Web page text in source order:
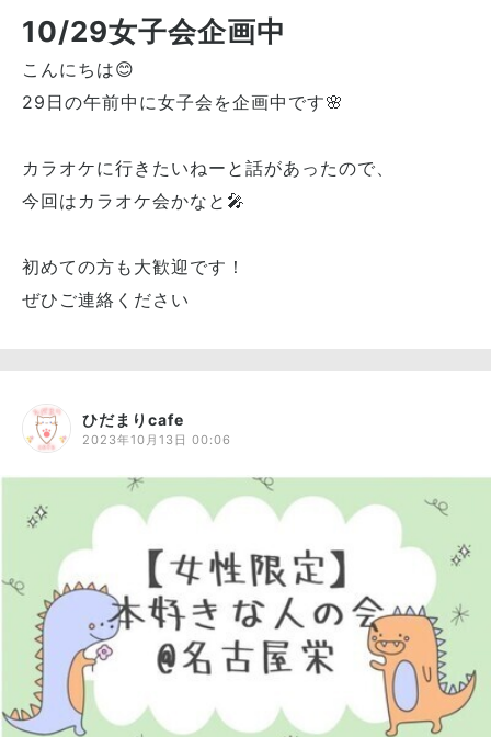
10/29女子会企画中
こんにちは😊
29日の午前中に女子会を企画中です🌸
カラオケに行きたいねーと話があったので、
今回はカラオケ会かなと🎤
初めての方も大歓迎です！
ぜひご連絡ください
ひだまりcafe
2023年10月13日 00:06